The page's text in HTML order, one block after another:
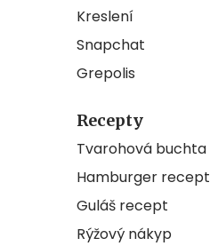
Kreslení
Snapchat
Grepolis
Recepty
Tvarohová buchta
Hamburger recept
Guláš recept
Rýžový nákyp